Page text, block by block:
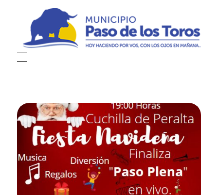
Municipio de Paso de los Toros
Hoy haciendo para vos, con los ojos en mañana